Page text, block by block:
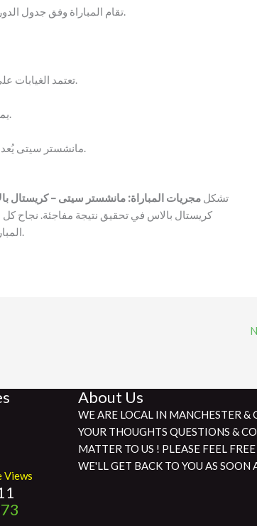
تقام المباراة وفق جدول الدوري الإنجليزي الممتاز ويمكن متابعة البث المباشر عبر القنوات الرياضية الرسمية.
تعتمد الغيابات على الحالة البدنية والإصابات، ويحرص كل مدرب على تجهيز البدائل لتعويض النقص.
يمكن متابعة المباراة عبر القنوات الفضائية الرسمية أو البث المباشر على الإنترنت.
مانشستر سيتى يُعد المرشح الأقوى للفوز، ولكن كرة القدم قد تحمل مفاجآت لصالح كريستال بالاس.
تشكل مجريات المباراة: مانشستر سيتى – كريستال
كريستال بالاس في تحقيق نتيجة مفاجئة. نجاح كل
المباراة. ستشكل هذه المواجهة مؤشراً هاماً لمستقبل الفريقين في الدوري الإنجليزي الممتاز.
Views
About Us
WE ARE LOCAL IN MANCHESTER &
YOUR THOUGHTS QUESTIONS &
MATTER TO US ! PLEASE FEEL
WE'LL GET BACK TO YOU AS SOON